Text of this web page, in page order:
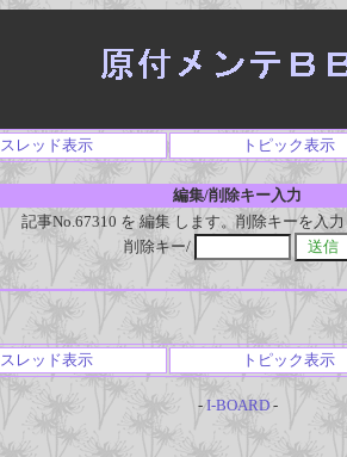
スレッド表示 トピック表示
編集/削除キー入力
記事No.67310 を 編集 します。削除キーを入
削除キー/
スレッド表示 トピック表示
- I-BOARD-